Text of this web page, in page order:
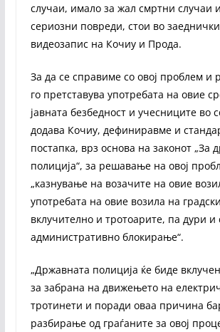
случаи, имало за жал смртни случаи
сериозни повреди, стои во
видеозапис на Кочиу и Прода.
За да се справиме со овој проблем и
го претставува употребата на овие
јавната безбедност и учесниците во
додава Кочиу, дефиниравме и
постапка, врз основа на законот „За
полиција“, за решавање на овој
„казнување на возачите на овие
употребата на овие возила на
вклучително и тротоарите, па дури и
административно блокирање“.
„Државната полиција ќе биде
за забрана на движењето на
тротинети и поради оваа причина
разбирање од граѓаните за овој